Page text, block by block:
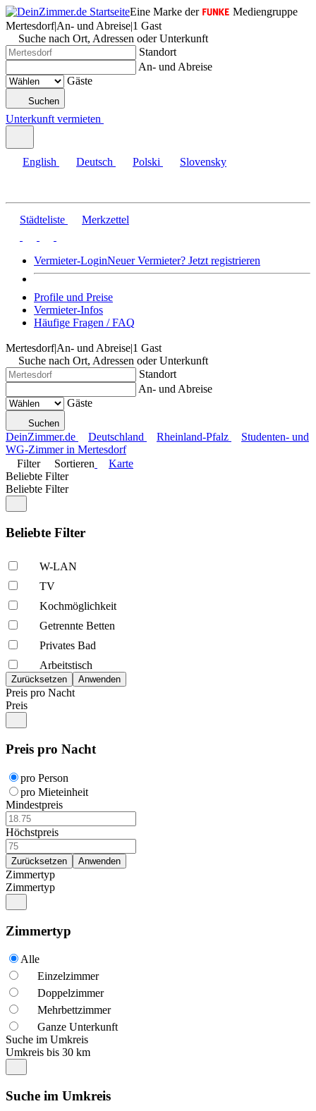
Eine Marke der
Mediengruppe
Mertesdorf|An- und Abreise|1 Gast
Suche nach Ort, Adressen oder Unterkunft
Standort
An- und Abreise
Gäste
Suchen
Unterkunft vermieten
English Deutsch Polski Slovensky
Städteliste Merkzettel
Vermieter-LoginNeuer Vermieter? Jetzt registrieren
Profile und Preise
Vermieter-Infos
Häufige Fragen / FAQ
Mertesdorf|An- und Abreise|1 Gast
Suche nach Ort, Adressen oder Unterkunft
Standort
An- und Abreise
Gäste
Suchen
DeinZimmer.de Deutschland Rheinland-Pfalz
Studenten- und
WG-Zimmer in Mertesdorf
Filter
Sortieren
Karte
Beliebte Filter
Beliebte Filter
Beliebte Filter
W-LAN
TV
Kochmöglich­keit
Getrennte Betten
Privates Bad
Arbeitstisch
Preis pro Nacht
Preis
Preis pro Nacht
pro Person
pro Mieteinheit
Mindestpreis
Höchstpreis
Zimmertyp
Zimmertyp
Zimmertyp
Alle
Einzelzimmer
Doppelzimmer
Mehrbettzimmer
Ganze Unterkunft
Suche im Umkreis
Umkreis bis 30 km
Suche im Umkreis